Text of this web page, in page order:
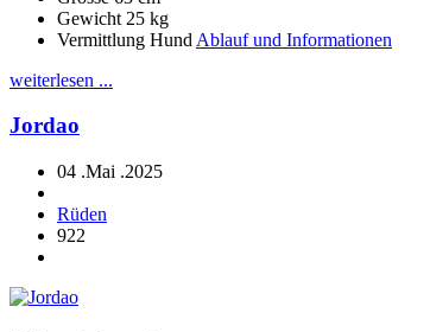
Gewicht 25 kg
Vermittlung Hund Ablauf und Informationen
weiterlesen ...
Jordao
04 .Mai .2025
Rüden
922